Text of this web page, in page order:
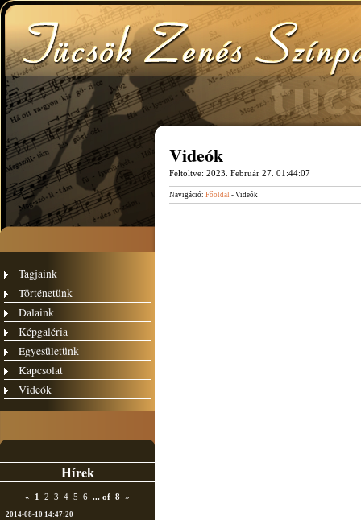
Tagjaink
Történetünk
Dalaink
Képgaléria
Egyesületünk
Kapcsolat
Videók
Hírek
« 1 2 3 4 5 6 ... of 8 »
2014-08-10 14:47:20
Videók
Feltöltve: 2023. Február 27. 01:44:07
Navigáció: Főoldal - Videók